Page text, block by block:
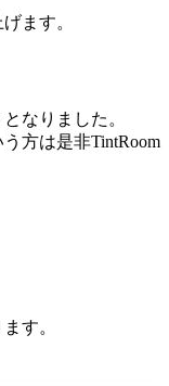
ます。
なりました。
方は是非TintRoom
す。